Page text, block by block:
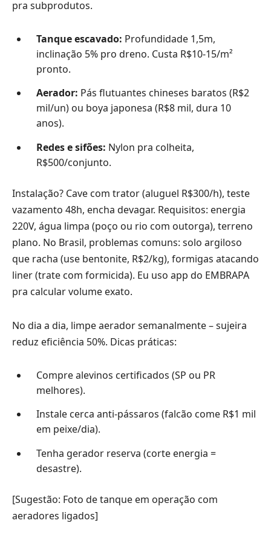
pra subprodutos.
Tanque escavado: Profundidade 1,5m,
inclinação 5% pro dreno. Custa R$10-15/m²
pronto.
Aerador: Pás flutuantes chineses baratos (R$2
mil/un) ou boya japonesa (R$8 mil, dura 10
anos).
Redes e sifões: Nylon pra colheita,
R$500/conjunto.
Instalação? Cave com trator (aluguel R$300/h), teste
vazamento 48h, encha devagar. Requisitos: energia
220V, água limpa (poço ou rio com outorga), terreno
plano. No Brasil, problemas comuns: solo argiloso
que racha (use bentonite, R$2/kg), formigas atacando
liner (trate com formicida). Eu uso app do EMBRAPA
pra calcular volume exato.
No dia a dia, limpe aerador semanalmente – sujeira
reduz eficiência 50%. Dicas práticas:
Compre alevinos certificados (SP ou PR
melhores).
Instale cerca anti-pássaros (falcão come R$1 mil
em peixe/dia).
Tenha gerador reserva (corte energia =
desastre).
[Sugestão: Foto de tanque em operação com
aeradores ligados]